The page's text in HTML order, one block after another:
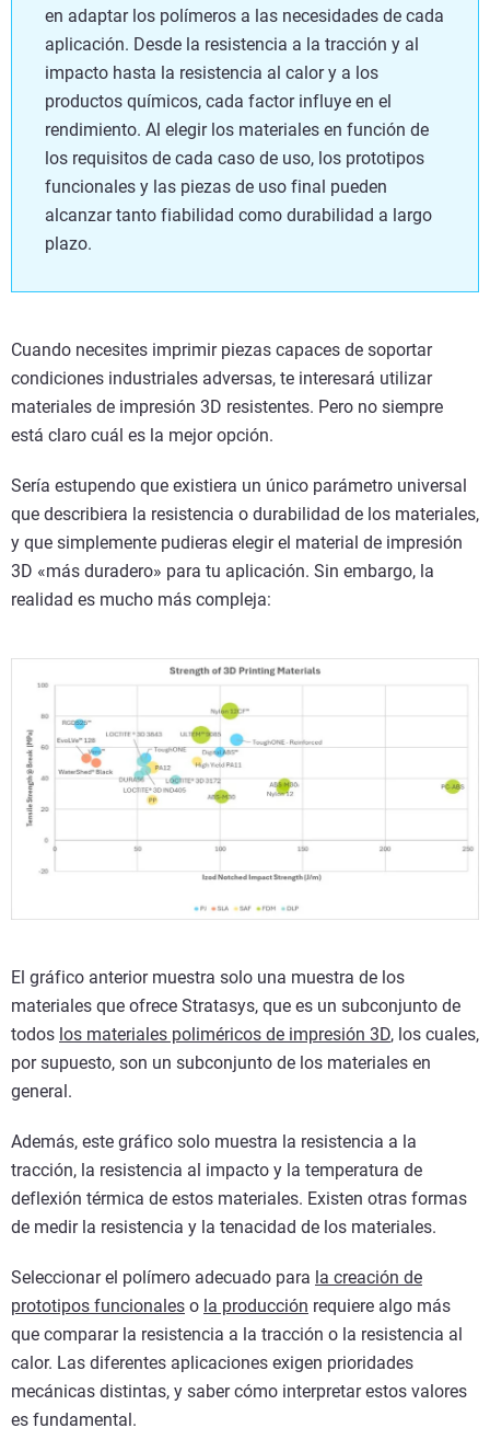
en adaptar los polímeros a las necesidades de cada
aplicación. Desde la resistencia a la tracción y al
impacto hasta la resistencia al calor y a los
productos químicos, cada factor influye en el
rendimiento. Al elegir los materiales en función de
los requisitos de cada caso de uso, los prototipos
funcionales y las piezas de uso final pueden
alcanzar tanto fiabilidad como durabilidad a largo
plazo.
Cuando necesites imprimir piezas capaces de soportar
condiciones industriales adversas, te interesará utilizar
materiales de impresión 3D resistentes. Pero no siempre
está claro cuál es la mejor opción.
Sería estupendo que existiera un único parámetro universal
que describiera la resistencia o durabilidad de los materiales,
y que simplemente pudieras elegir el material de impresión
3D «más duradero» para tu aplicación. Sin embargo, la
realidad es mucho más compleja:
El gráfico anterior muestra solo una muestra de los
materiales que ofrece Stratasys, que es un subconjunto de
todos los materiales poliméricos de impresión 3D, los cuales,
por supuesto, son un subconjunto de los materiales en
general.
Además, este gráfico solo muestra la resistencia a la
tracción, la resistencia al impacto y la temperatura de
deflexión térmica de estos materiales. Existen otras formas
de medir la resistencia y la tenacidad de los materiales.
Seleccionar el polímero adecuado para la creación de
prototipos funcionales o la producción requiere algo más
que comparar la resistencia a la tracción o la resistencia al
calor. Las diferentes aplicaciones exigen prioridades
mecánicas distintas, y saber cómo interpretar estos valores
es fundamental.